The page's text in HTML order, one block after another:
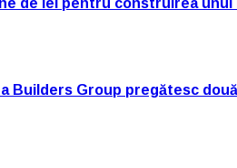
Builders Group pregătesc